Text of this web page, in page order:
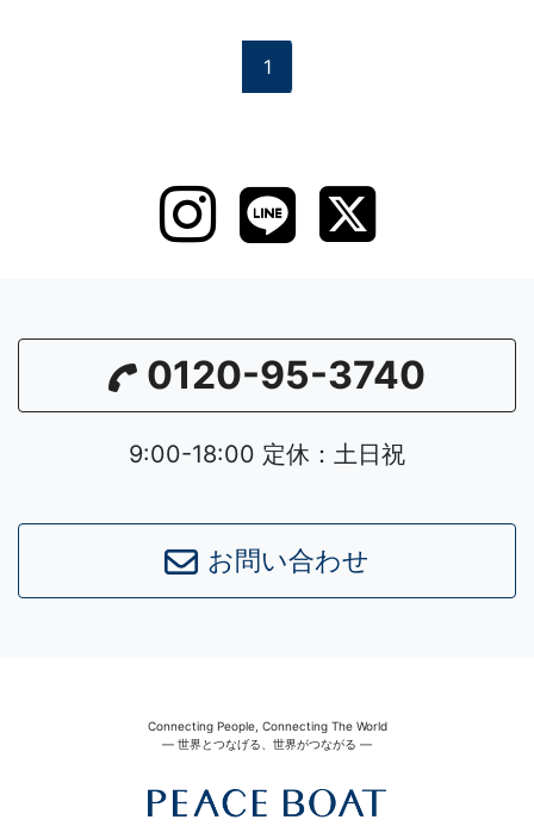
1
0120-95-3740
9:00-18:00 定休：土日祝
お問い合わせ
Connecting People, Connecting The World
― 世界とつなげる、世界がつながる ―